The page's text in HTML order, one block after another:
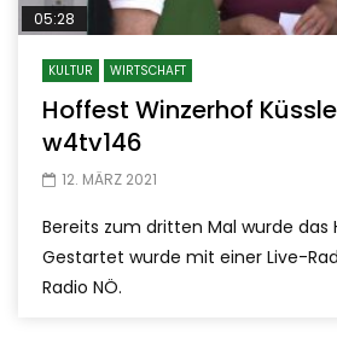
05:28
KULTUR WIRTSCHAFT
Hoffest Winzerhof
w4tv146
12. MÄRZ 2021
Bereits zum dritten Mal wurde
Gestartet wurde mit einer Live-
Radio NÖ.